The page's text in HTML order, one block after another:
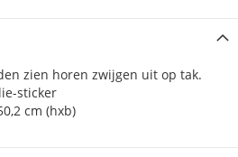
zien horen zwijgen uit op tak.
sticker
cm (hxb)